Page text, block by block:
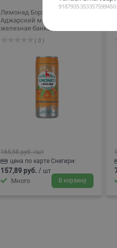
Лимонад Боржоми
Аджарский мандарин
железная банка 0,33л
( 0 )
165,98 руб. /шт
цена по карте Снегири:
157,89 руб. / шт
Много В корзину